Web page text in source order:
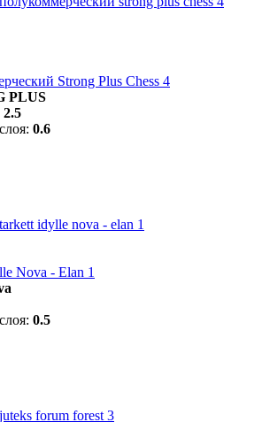
Strong Plus Chess 4
PLUS
2.5
0.6
Nova - Elan 1
0.5